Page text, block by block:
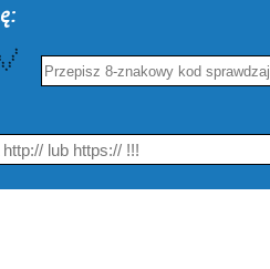
* *
*
*
*
*
*
*